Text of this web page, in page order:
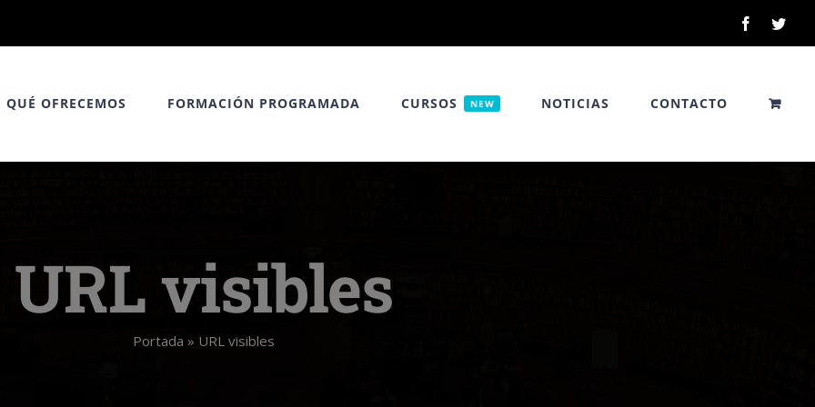
Facebook
QUÉ OFRECEMOS FORMACIÓN PROGRAMADA CURSOS NEW NOTICIAS CONTACTO
URL visibles
Portada » URL visibles